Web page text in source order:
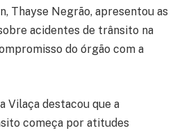
Thayse Negrão, apresentou as
acidentes de trânsito na
do órgão com a
Vilaça destacou que a
começa por atitudes